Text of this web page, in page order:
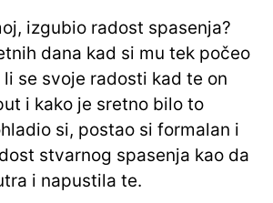
izgubio radost spasenja?
dana kad si mu tek počeo
se svoje radosti kad te on
i kako je sretno bilo to
si, postao si formalan i
stvarnog spasenja kao da
i napustila te.